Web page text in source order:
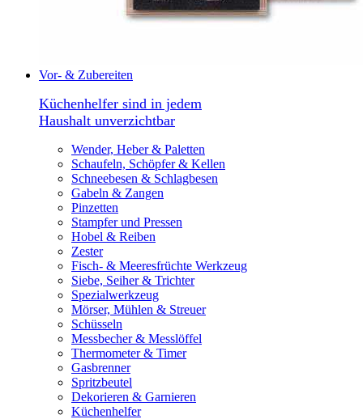
Vor- & Zubereiten
Küchenhelfer sind in jedem
Haushalt unverzichtbar
Wender, Heber & Paletten
Schaufeln, Schöpfer & Kellen
Schneebesen & Schlagbesen
Gabeln & Zangen
Pinzetten
Stampfer und Pressen
Hobel & Reiben
Zester
Fisch- & Meeresfrüchte Werkzeug
Siebe, Seiher & Trichter
Spezialwerkzeug
Mörser, Mühlen & Streuer
Schüsseln
Messbecher & Messlöffel
Thermometer & Timer
Gasbrenner
Spritzbeutel
Dekorieren & Garnieren
Küchenhelfer